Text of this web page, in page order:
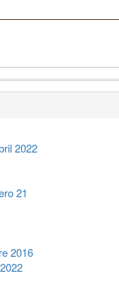
2022
21
2016